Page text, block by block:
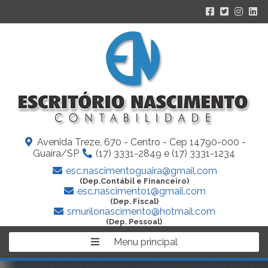
Avenida Treze, 670 - Centro - Cep 14790-000 -
Guaíra/SP
(17) 3331-2849 e (17) 3331-1234
esc.nascimentoguaira@gmail.com
(Dep.Contábil e Financeiro)
esc.nascimento1@gmail.com
(Dep. Fiscal)
smurilonascimento@hotmail.com
(Dep. Pessoal)
Menu principal